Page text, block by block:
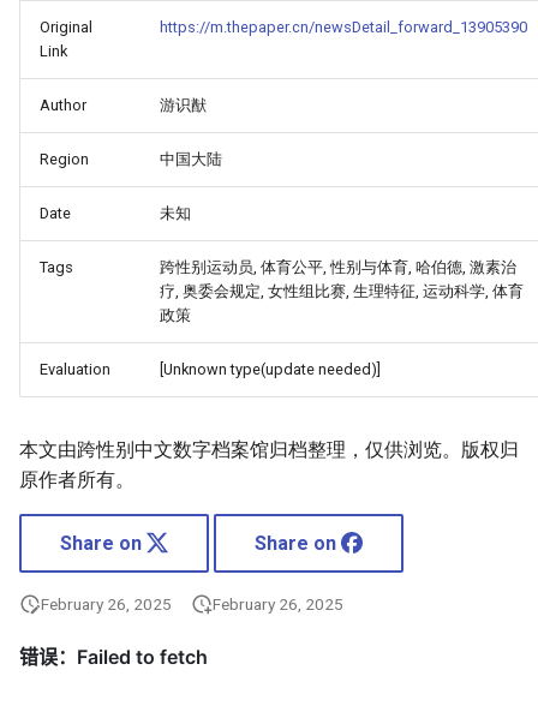
Original
Link
https://m.thepaper.cn/newsDetail_forward_13905390
Author 游识猷
Region 中国大陆
Date 未知
Tags
跨性别运动员, 体育公平, 性别与体育, 哈伯德, 激素治
疗, 奥委会规定, 女性组比赛, 生理特征, 运动科学, 体育
政策
Evaluation [Unknown type(update needed)]
本文由跨性别中文数字档案馆归档整理，仅供浏览。版权归
原作者所有。
Share on Share on
February 26, 2025 February 26, 2025